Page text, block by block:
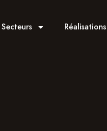
Secteurs Réalisations